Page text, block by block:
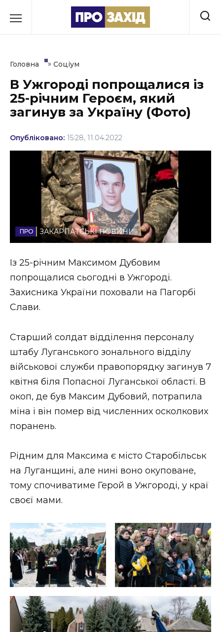
до
Культура
Освіта
Події
Політика
Соціум
Спорт
Стиль життя
Втрачений Ужгород (відеоверсія)
НОВИНИ ЗАХІДНОЇ УКРАЇНИ
ФОТО
Головна » Соціум
В Ужгороді попрощалися із
25-річним Героєм, який
загинув за Україну (Фото)
Опубліковано: 15:28, 11.04.2022
ЗАКАРПАТСЬКІ НОВИНИ
Із 25-річним Максимом Дубовим
попрощалися сьогодні в Ужгороді.
Захисника України поховали на Пагорбі
Слави.
Старший солдат відділення персоналу
штабу Луганського зонального відділу
військової служби правопорядку загинув 7
квітня біля Попасної Луганської області. В
окоп, де був Максим Дубовий, потрапила
міна і він помер від численних осколкових
поранень.
Рідним для Максима є місто Старобільськ
на Луганщині, але нині воно окуповане,
тому спочиватиме Герой в Ужгороді, у краї
своєї мами.